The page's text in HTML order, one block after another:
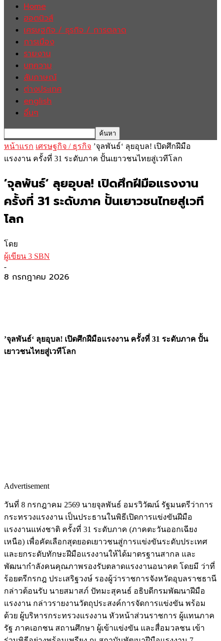
Home
ฮอตนิวส์
เศรษฐกิจ / ธุรกิจ / การตลาด
การเมือง
รายงาน
บทความ
สัมภาษณ์
ต่างประเทศ
english
อื่นๆ
หน้าแรก เศรษฐกิจ / ธุรกิจ ’จุลพันธ์‘ ลุยอุบล! เปิดศึกฝีมือ
แรงงาน ครั้งที่ 31 ระดับภาค ปั้นเยาวชนไทยสู่เวทีโลก
’จุลพันธ์‘ ลุยอุบล! เปิดศึกฝีมือแรงงาน
ครั้งที่ 31 ระดับภาค ปั้นเยาวชนไทยสู่เวที
โลก
โดย
ผู้เขียน 3 SBN
-
8 กรกฎาคม 2026
’จุลพันธ์‘ ลุยอุบล! เปิดศึกฝีมือแรงงาน ครั้งที่ 31 ระดับภาค ปั้น
เยาวชนไทยสู่เวทีโลก
Advertisement
วันที่ 8 กรกฎาคม 2569 นายจุลพันธ์ อมรวิวัฒน์ รัฐมนตรีว่าการ
กระทรวงแรงงาน เป็นประธานในพิธีเปิดการแข่งขันฝีมือ
แรงงานแห่งชาติ ครั้งที่ 31 ระดับภาค (ภาคตะวันออกเฉียง
เหนือ) เพื่อคัดเลือกสุดยอดเยาวชนสู่การแข่งขันระดับประเทศ
และยกระดับทักษะฝีมือแรงงานให้ได้มาตรฐานสากล และ
พัฒนากำลังคนคุณภาพรองรับตลาดแรงงานอนาคต โดยมี ว่าที่
ร้อยตรีกรกฎ ประเสริฐวงษ์ รองผู้ว่าราชการจังหวัดอุบลราชธานี
กล่าวต้อนรับ นายสมาสภ์ ปัทมะสุคนธ์ อธิบดีกรมพัฒนาฝีมือ
แรงงาน กล่าวรายงานวัตถุประสงค์การจัดการแข่งขัน พร้อม
ด้วย ผู้บริหารกระทรวงแรงงาน หัวหน้าส่วนราชการ ผู้แทนภาค
รัฐ ภาคเอกชน สถานศึกษา ผู้เข้าแข่งขัน และสื่อมวลชน เข้า